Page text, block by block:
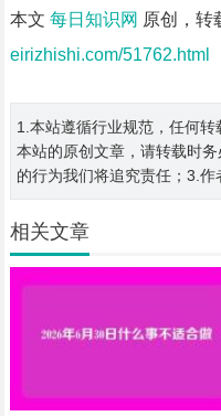
本文 每日知识网 原创，转
eirizhishi.com/51762.html
1.本站遵循行业规范，任何
本站的原创文章，请转载时
的行为我们将追究责任；3.作
相关文章